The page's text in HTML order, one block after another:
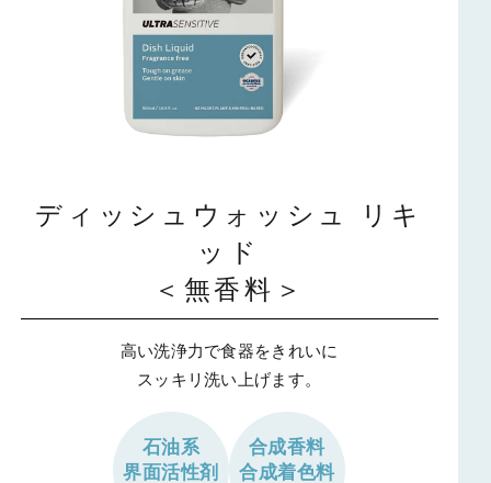
ディッシュウォッシュ リキ
ッド
＜無香料＞
高い洗浄力で食器をきれいに
スッキリ洗い上げます。
石油系
界面活性剤
合成香料
合成着色料